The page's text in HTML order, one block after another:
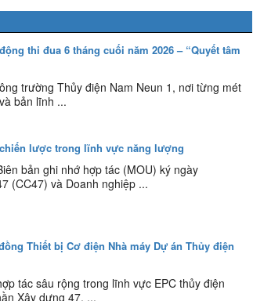
thi đua 6 tháng cuối năm 2026 – “Quyết tâm
trường Thủy điện Nam Neun 1, nơi từng mét
bản lĩnh ...
lược trong lĩnh vực năng lượng
bản ghi nhớ hợp tác (MOU) ký ngày
(CC47) và Doanh nghiệp ...
Thiết bị Cơ điện Nhà máy Dự án Thủy điện
tác sâu rộng trong lĩnh vực EPC thủy điện
Xây dựng 47, ...